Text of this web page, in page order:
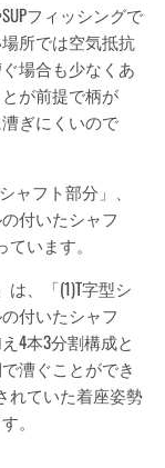
フィッシングで
所では空気抵抗
場合も少なくあ
が前提で柄が
ぎにくいので
ャフト部分」、
付いたシャフ
います。
、「(1)T字型シ
付いたシャフ
4本3分割構成と
漕ぐことができ
れていた着座姿勢
。